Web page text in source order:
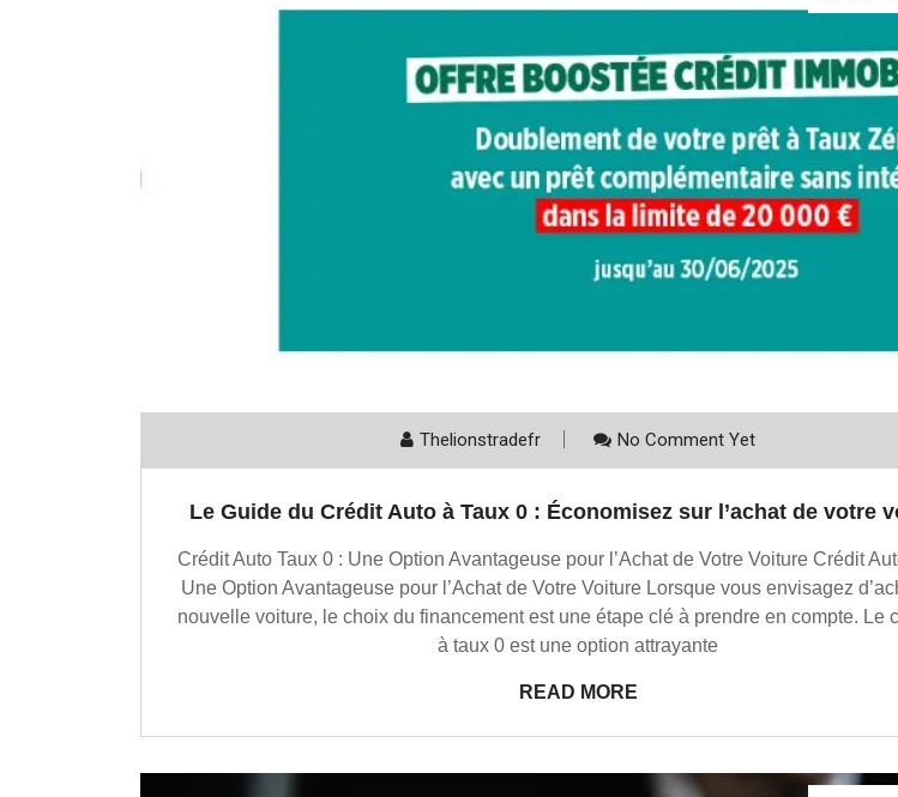
Thelionstradefr No Comment Yet
Le Guide du Crédit Auto à Taux 0 : Économisez sur l’achat de votre
Crédit Auto Taux 0 : Une Option Avantageuse pour l’Achat de Votre Voiture Crédit
Une Option Avantageuse pour l’Achat de Votre Voiture Lorsque vous envisagez
nouvelle voiture, le choix du financement est une étape clé à prendre en compte. Le
à taux 0 est une option attrayante
READ MORE